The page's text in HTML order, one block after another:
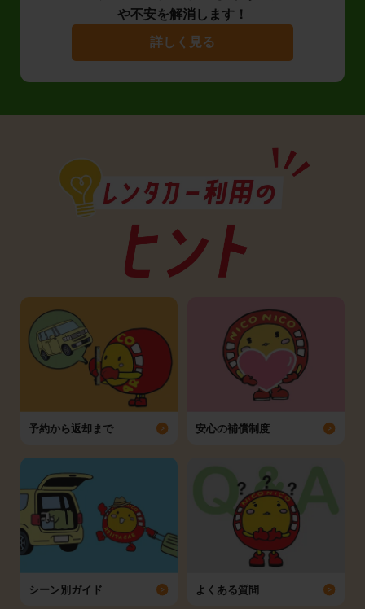
や不安を解消します！
詳しく見る
予約から返却まで 安心の補償制度
シーン別ガイド よくある質問